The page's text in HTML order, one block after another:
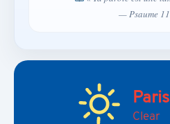
— Psaume
Paris
Clear